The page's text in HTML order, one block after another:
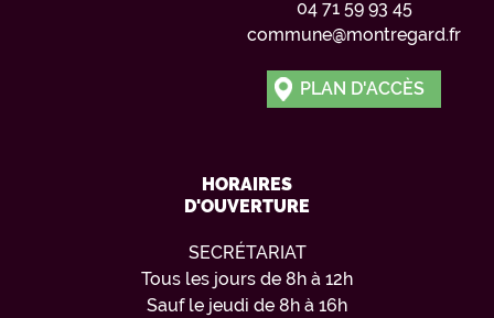
04 71 59 93 45
commune@montregard.fr
PLAN D'ACCÈS
HORAIRES
D'OUVERTURE
SECRÉTARIAT
Tous les jours de 8h à 12h
Sauf le jeudi de 8h à 16h